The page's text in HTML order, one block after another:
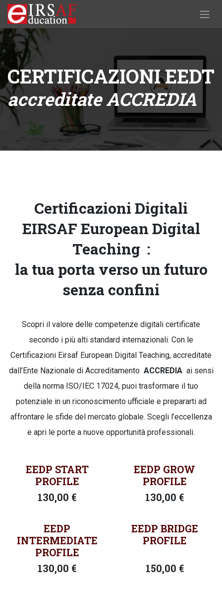
Passa al contenuto
CERTIFICAZIONI EEDT
accreditate ACCREDIA
Certificazioni Digitali
EIRSAF European Digital
Teaching :
la tua porta verso un futuro
senza confini
Scopri il valore delle competenze digitali certificate
secondo i più alti standard internazionali. Con le
Certificazioni Eirsaf European Digital Teaching, accreditate
dall’Ente Nazionale di Accreditamento ACCREDIA ai sensi
della norma ISO/IEC 17024, puoi trasformare il tuo
potenziale in un riconoscimento ufficiale e prepararti ad
affrontare le sfide del mercato globale. Scegli l’eccellenza
e apri le porte a nuove opportunità professionali.
EEDP START
PROFILE
130,00 €
EEDP GROW
PROFILE
130,00 €
EEDP
INTERMEDIATE
PROFILE
130,00 €
EEDP BRIDGE
PROFILE
150,00 €